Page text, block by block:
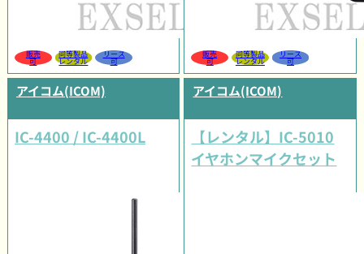
販売
可
同等製品
レンタル
リース
可
販売
可
同等製品
レンタル
リース
可
アイコム(ICOM)
IC-4400 / IC-4400L
アイコム(ICOM)
【レンタル】IC-5010
イヤホンマイクセット